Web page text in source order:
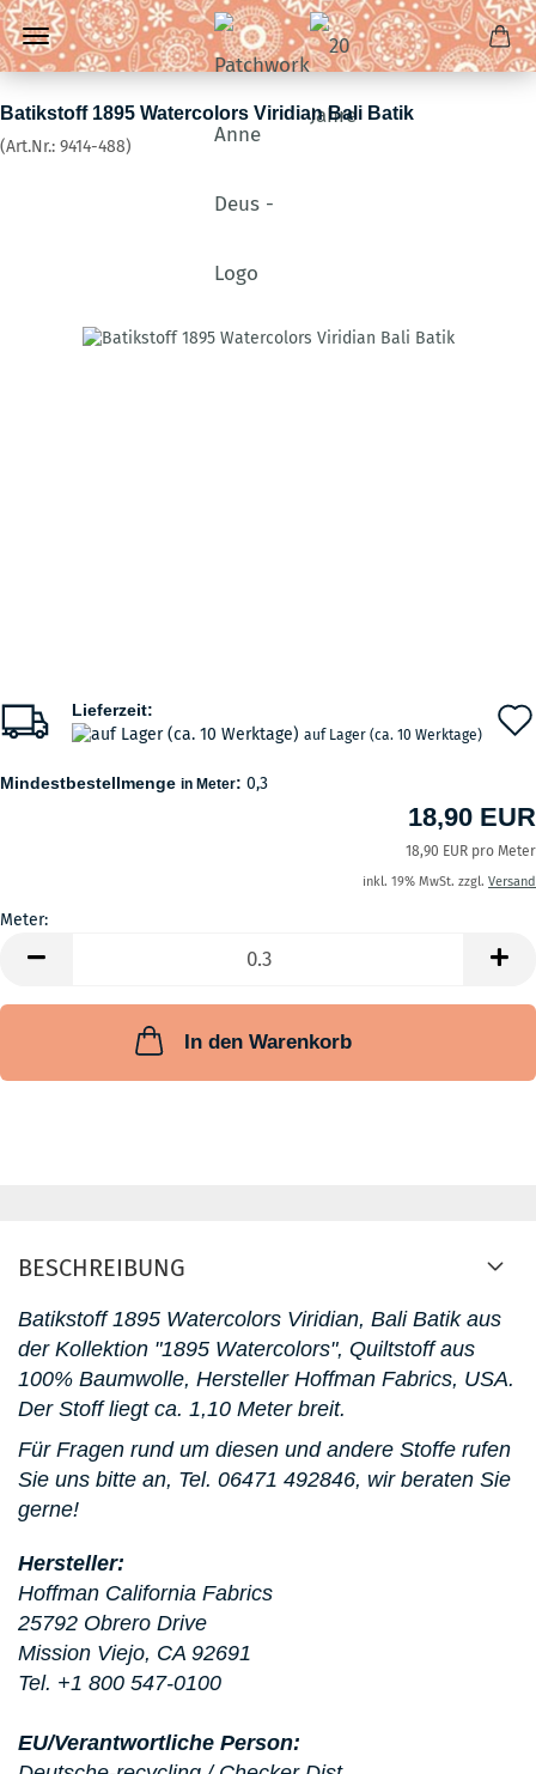
Batikstoff 1895 Watercolors Viridian Bali Batik
(Art.Nr.: 9414-488)
Lieferzeit:
auf Lager (ca. 10 Werktage)
Mindestbestellmenge in Meter: 0,3
18,90 EUR
18,90 EUR pro Meter
inkl. 19% MwSt. zzgl. Versand
Meter:
In den Warenkorb
BESCHREIBUNG
Batikstoff 1895 Watercolors Viridian, Bali Batik aus
der Kollektion "1895 Watercolors", Quiltstoff aus
100% Baumwolle, Hersteller Hoffman Fabrics, USA.
Der Stoff liegt ca. 1,10 Meter breit.
Für Fragen rund um diesen und andere Stoffe rufen
Sie uns bitte an, Tel. 06471 492846, wir beraten Sie
gerne!
Hersteller:
Hoffman California Fabrics
25792 Obrero Drive
Mission Viejo, CA 92691
Tel. +1 800 547-0100
EU/Verantwortliche Person: